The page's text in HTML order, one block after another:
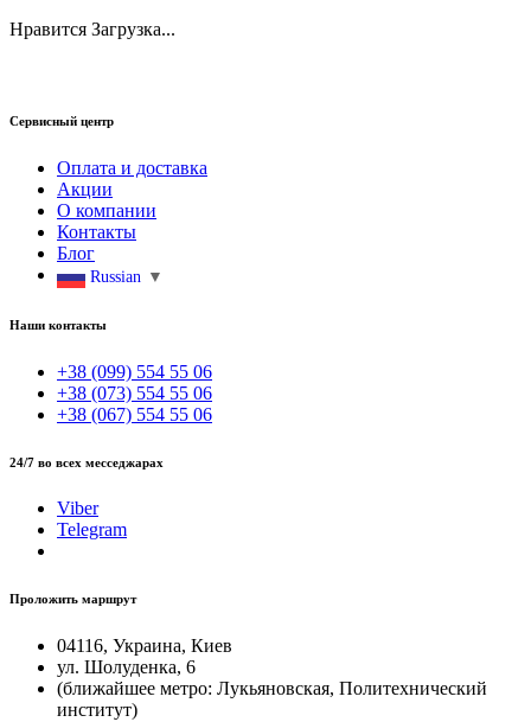
Нравится Загрузка...
Сервисный центр
Оплата и доставка
Акции
О компании
Контакты
Блог
Russian ▼
Наши контакты
+38 (099) 554 55 06
+38 (073) 554 55 06
+38 (067) 554 55 06
24/7 во всех месседжарах
Viber
Telegram
Проложить маршрут
04116, Украина, Киев
ул. Шолуденка, 6
(ближайшее метро: Лукьяновская, Политехнический
институт)